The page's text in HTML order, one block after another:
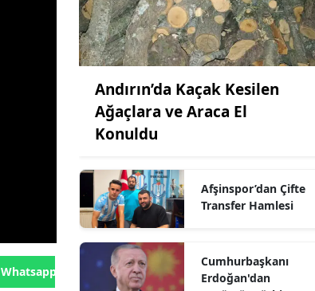
Whatsapp'tan Gönder
Andırın’da Kaçak Kesilen
Ağaçlara ve Araca El
Konuldu
Afşinspor’dan Çifte
Transfer Hamlesi
Cumhurbaşkanı
Erdoğan'dan